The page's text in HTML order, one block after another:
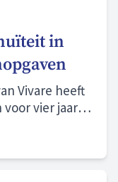
in
Vivare heeft
vier jaar te